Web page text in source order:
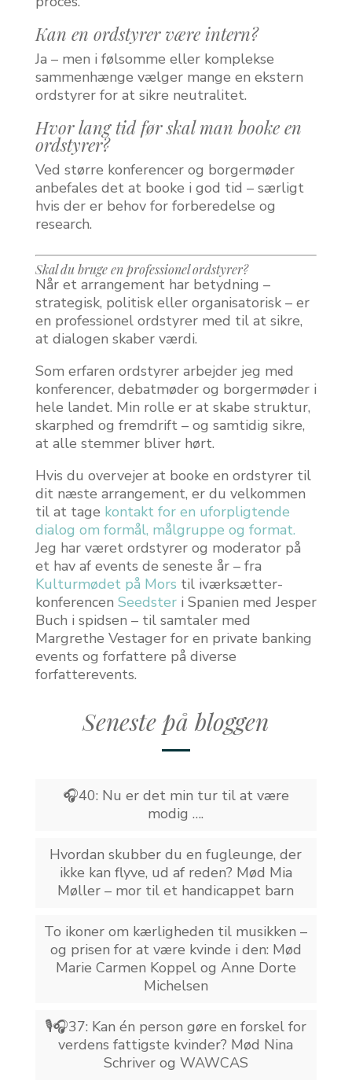
Kan en ordstyrer være intern?
Ja – men i følsomme eller komplekse
sammenhænge vælger mange en ekstern
ordstyrer for at sikre neutralitet.
Hvor lang tid før skal man booke en
ordstyrer?
Ved større konferencer og borgermøder
anbefales det at booke i god tid – særligt
hvis der er behov for forberedelse og
research.
Skal du bruge en professionel ordstyrer?
Når et arrangement har betydning –
strategisk, politisk eller organisatorisk – er
en professionel ordstyrer med til at sikre,
at dialogen skaber værdi.
Som erfaren ordstyrer arbejder jeg med
konferencer, debatmøder og borgermøder i
hele landet. Min rolle er at skabe struktur,
skarphed og fremdrift – og samtidig sikre,
at alle stemmer bliver hørt.
Hvis du overvejer at booke en ordstyrer til
dit næste arrangement, er du velkommen
til at tage kontakt for en uforpligtende
dialog om formål, målgruppe og format.
Jeg har været ordstyrer og moderator på
et hav af events de seneste år – fra
Kulturmødet på Mors til iværksætter-
konferencen Seedsteri Spanien med Jesper
Buch i spidsen – til samtaler med
Margrethe Vestager for en private banking
events og forfattere på diverse
forfatterevents.
Seneste på bloggen
🎧40: Nu er det min tur til at være
modig ….
Hvordan skubber du en fugleunge, der
ikke kan flyve, ud af reden? Mød Mia
Møller – mor til et handicappet barn
To ikoner om kærligheden til musikken –
og prisen for at være kvinde i den: Mød
Marie Carmen Koppel og Anne Dorte
Michelsen
🎙️🎧37: Kan én person gøre en forskel for
verdens fattigste kvinder? Mød Nina
Schriver og WAWCAS